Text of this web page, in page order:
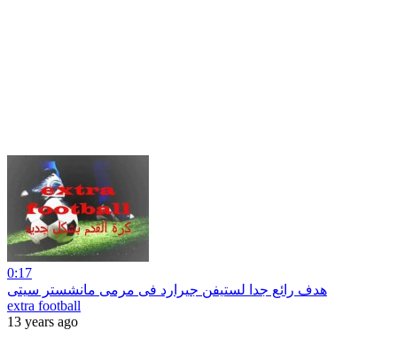
0:17
هدف رائع جدا لستيفن جيرارد فى مرمى مانشستر سيتى
extra football
13 years ago